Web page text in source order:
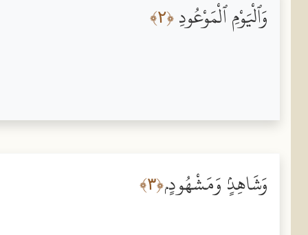
وَٱلْيَوْمِ ٱلْمَوْعُودِ﴿٢﴾
وَشَاهِدٍۢ وَمَشْهُودٍۢ﴿٣﴾